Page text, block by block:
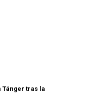
Tánger tras la